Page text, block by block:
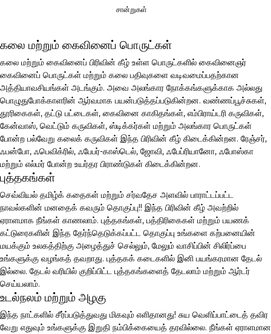
சான்றுகள்
கலை மற்றும் கைவினைப் பொருட்கள்
கலை மற்றும் கைவினைப் பிரிவின் கீழ் உள்ள பொருட்களில் கைவினைஞர்
கைவினைப் பொருட்கள் மற்றும் கலை பதிவுகளை வடிவமைப்பதற்கான
அத்தியாவசியங்கள் அடங்கும். அவை அலங்கார நோக்கங்களுக்காக அல்லது
பொழுதுபோக்காளரின் ஆர்வமாக பயன்படுத்தப்படுகின்றன. வண்ணப்பூச்சுகள்,
தூரிகைகள், தட்டு பட்டைகள், கைவினை காகிதங்கள், எம்பிராய்டரி கருவிகள்,
கேன்வாஸ், வெட்டும் கருவிகள், ஸ்டிக்கர்கள் மற்றும் அலங்கார பொருட்கள்
போன்ற பல்வேறு கலைக் கருவிகள் இந்த பிரிவின் கீழ் கிடைக்கின்றன. ரேஞ்சர்,
ஃபன்போ, ஃபெவிக்ரில், ஃபேபர்-காஸ்டெல், ஜோவி, ஃபேப்ரியானோ, ஃபோஸ்கா
மற்றும் எல்மர் போன்ற உயர்தர பிராண்டுகள் கிடைக்கின்றன.
புத்தகங்கள்
செவ்வியல் தமிழ்க் கதைகள் மற்றும் சர்வதேச அளவில் பாராட்டப்பட்ட
நாவல்களின் மனதைக் கவரும் தொகுப்பு!! இந்த பிரிவின் கீழ் அவற்றில்
ஏராளமாக நீங்கள் காணலாம். புத்தகங்கள், பத்திரிகைகள் மற்றும் பயணக்
கட்டுரைகளின் இந்த தேர்ந்தெடுக்கப்பட்ட தொகுப்பு உங்களை கற்பனையின்
மயக்கும் உலகத்திற்கு அழைத்துச் செல்லும், மேலும் வாசிப்பின் சிலிர்ப்பை
உங்களுக்கு வழங்கத் தவறாது. புத்தகக் கடைகளில் இனி பயங்கரமான தேடல்
இல்லை. தேடல் வரியில் குறிப்பிட்ட புத்தகங்களைத் தேடலாம் மற்றும் ஆர்டர்
செய்யலாம்.
உடல்நலம் மற்றும் அழகு
இந்த நாட்களில் சீர்ப்படுத்துவது மிகவும் எளிதானது! சுய வெளிப்பாட்டைத் தவிர
வேறு எதுவும் உங்களுக்கு இறுதி நம்பிக்கையைத் தரவில்லை. நீங்கள் ஏராளமான